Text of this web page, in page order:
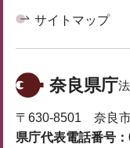
サイトマップ
奈良県庁
〒630-8501 奈良
県庁代表電話番号：